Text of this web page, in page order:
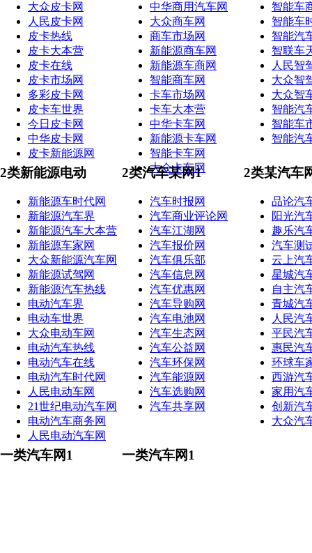
大众皮卡网
人民皮卡网
皮卡热线
皮卡大本营
皮卡在线
皮卡市场网
多彩皮卡网
皮卡车世界
今日皮卡网
中华皮卡网
皮卡新能源网
中华商用汽车网
大众商车网
商车市场网
新能源商车网
新能源车商网
智能商车网
卡车市场网
卡车大本营
中华卡车网
新能源卡车网
智能卡车网
大众卡车网
智能车
智能车
智能汽
智联车
人民智
大众智
大众智
智能汽
智能车
智能汽
2类新能源电动
新能源车时代网
新能源汽车界
新能源汽车大本营
新能源车家网
大众新能源汽车网
新能源试驾网
新能源汽车热线
电动汽车界
电动车世界
大众电动车网
电动汽车热线
电动汽车在线
电动汽车时代网
人民电动车网
21世纪电动汽车网
电动汽车商务网
人民电动汽车网
2类汽车某网1
汽车时报网
汽车商业评论网
汽车江湖网
汽车报价网
汽车俱乐部
汽车信息网
汽车优惠网
汽车导购网
汽车电池网
汽车生态网
汽车公益网
汽车环保网
汽车能源网
汽车选购网
汽车共享网
2类某汽车
品论汽
阳光汽
趣乐汽
汽车测
云上汽
星城汽
自主汽
青城汽
人民汽
平民汽
惠民汽
环球车
西游汽
家用汽
创新汽
大众汽
一类汽车网1 一类汽车网1